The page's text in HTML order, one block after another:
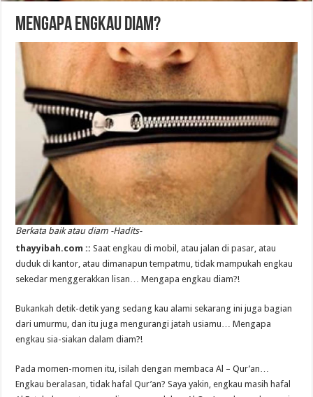
Mengapa Engkau Diam?
Berkata baik atau diam -Hadits-
thayyibah.com ::Saat engkau di mobil, atau jalan di pasar, atau
duduk di kantor, atau dimanapun tempatmu, tidak mampukah engkau
sekedar menggerakkan lisan… Mengapa engkau diam?!
Bukankah detik-detik yang sedang kau alami sekarang ini juga bagian
dari umurmu, dan itu juga mengurangi jatah usiamu… Mengapa
engkau sia-siakan dalam diam?!
Pada momen-momen itu, isilah dengan membaca Al – Qur’an…
Engkau beralasan, tidak hafal Qur’an? Saya yakin, engkau masih hafal